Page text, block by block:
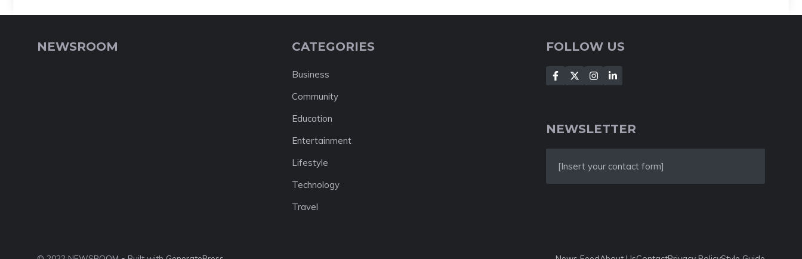
NEWSROOM CATEGORIES
Business
Community
Education
Entertainment
Lifestyle
Technology
Travel
FOLLOW US
NEWSLETTER
[Insert your contact form]